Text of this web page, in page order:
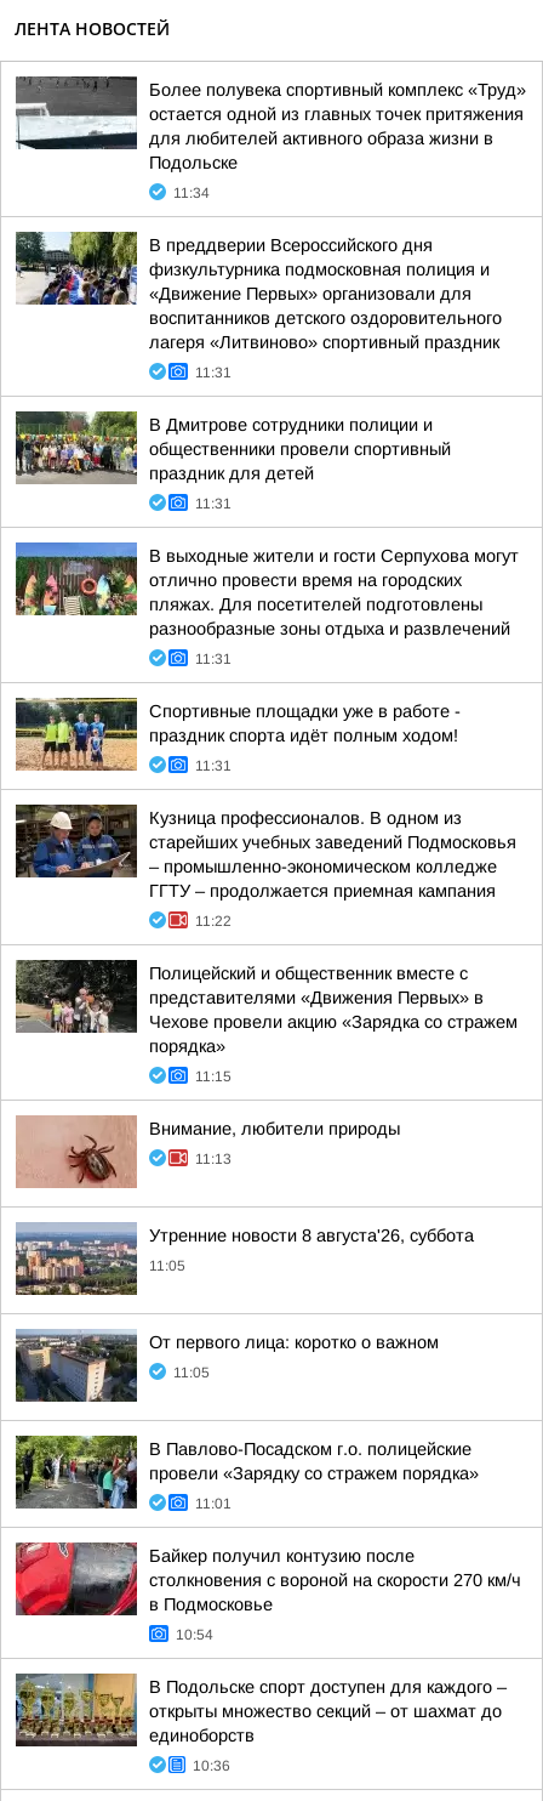
ЛЕНТА НОВОСТЕЙ
Более полувека спортивный комплекс «Труд»
остается одной из главных точек притяжения
для любителей активного образа жизни в
Подольске
11:34
В преддверии Всероссийского дня
физкультурника подмосковная полиция и
«Движение Первых» организовали для
воспитанников детского оздоровительного
лагеря «Литвиново» спортивный праздник
11:31
В Дмитрове сотрудники полиции и
общественники провели спортивный
праздник для детей
11:31
В выходные жители и гости Серпухова могут
отлично провести время на городских
пляжах. Для посетителей подготовлены
разнообразные зоны отдыха и развлечений
11:31
Спортивные площадки уже в работе -
праздник спорта идёт полным ходом!
11:31
Кузница профессионалов. В одном из
старейших учебных заведений Подмосковья
– промышленно-экономическом колледже
ГГТУ – продолжается приемная кампания
11:22
Полицейский и общественник вместе с
представителями «Движения Первых» в
Чехове провели акцию «Зарядка со стражем
порядка»
11:15
Внимание, любители природы
11:13
Утренние новости 8 августа'26, суббота
11:05
От первого лица: коротко о важном
11:05
В Павлово-Посадском г.о. полицейские
провели «Зарядку со стражем порядка»
11:01
Байкер получил контузию после
столкновения с вороной на скорости 270 км/ч
в Подмосковье
10:54
В Подольске спорт доступен для каждого –
открыты множество секций – от шахмат до
единоборств
10:36